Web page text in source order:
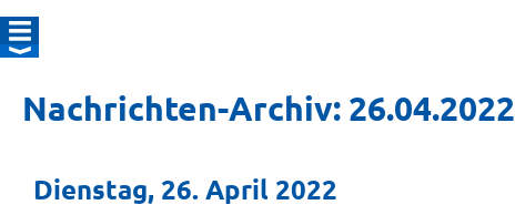
Nachrichten-Archiv: 26.04.2022
Dienstag, 26. April 2022